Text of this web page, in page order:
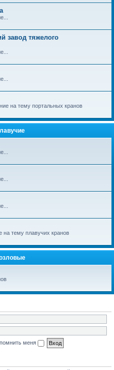
завод тяжелого
на тему портальных кранов
на тему плавучих кранов
меня